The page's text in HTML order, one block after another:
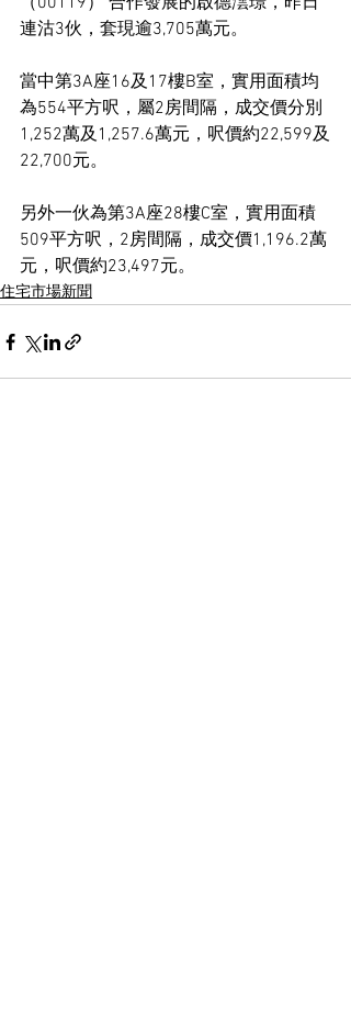
連沽3伙，套現逾3,705萬元。
當中第3A座16及17樓B室，實用面積均
為554平方呎，屬2房間隔，成交價分別
1,252萬及1,257.6萬元，呎價約22,599及
22,700元。
另外一伙為第3A座28樓C室，實用面積
509平方呎，2房間隔，成交價1,196.2萬
元，呎價約23,497元。
住宅市場新聞